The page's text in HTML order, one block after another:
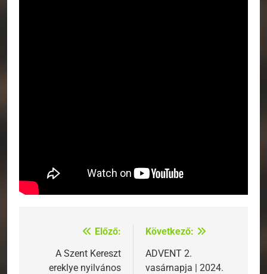
Bejegyzés
navigáció
Előző:
A Szent Kereszt
ereklye nyilvános
Következő:
ADVENT 2.
vasárnapja | 2024.